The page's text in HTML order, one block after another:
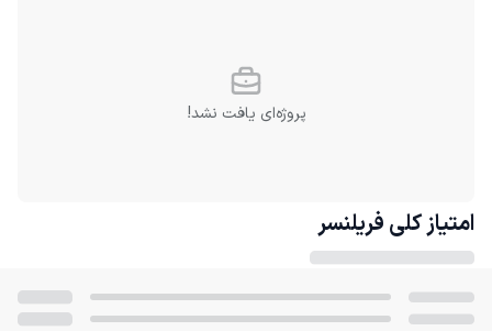
پروژه‌ای یافت نشد!
امتیاز کلی فریلنسر